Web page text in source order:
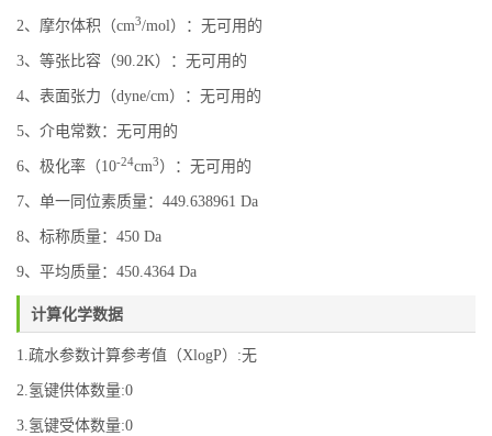
2、摩尔体积（cm3/mol）：无可用的
3、等张比容（90.2K）：无可用的
4、表面张力（dyne/cm）：无可用的
5、介电常数：无可用的
6、极化率（10-24cm3）：无可用的
7、单一同位素质量：449.638961 Da
8、标称质量：450 Da
9、平均质量：450.4364 Da
计算化学数据
1.疏水参数计算参考值（XlogP）:无
2.氢键供体数量:0
3.氢键受体数量:0